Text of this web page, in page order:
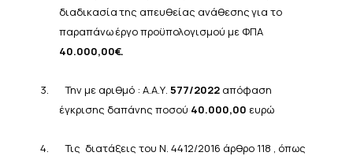
διαδικασίατης απευθείας ανάθεσηςγια το
παραπάνωέργοπροϋπολογισμού με ΦΠΑ
40.000,00€.
3. Την με αριθμό : Α.Α.Υ. 577/2022απόφαση
έγκρισης δαπάνης ποσού 40.000,00 ευρώ
4.
Τις διατάξεις του Ν. 4412/2016 άρθρο 118 , όπως